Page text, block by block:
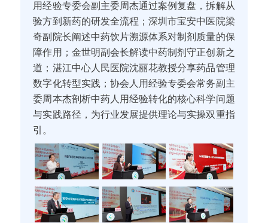
用经验专委会副主委周杰通过案例复盘，拆解从
验方到新药的研发全流程；深圳市宝安中医院梁
奇副院长阐述中药饮片溯源体系对制剂质量的保
障作用；金世明副会长解读中药制剂守正创新之
道；湛江中心人民医院沈丽花教授分享药品管理
数字化转型实践；协会人用经验专委会常务副主
委周本杰剖析中药人用经验转化的核心科学问题
与实践路径，为行业发展提供理论与实操双重指
引。